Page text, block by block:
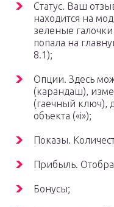
Статус. Ваш
находится на
зеленые
попала на
8.1);
Опции. Здесь
(карандаш),
(гаечный ключ),
объекта («i»);
Показы.
Прибыль.
Бонусы;